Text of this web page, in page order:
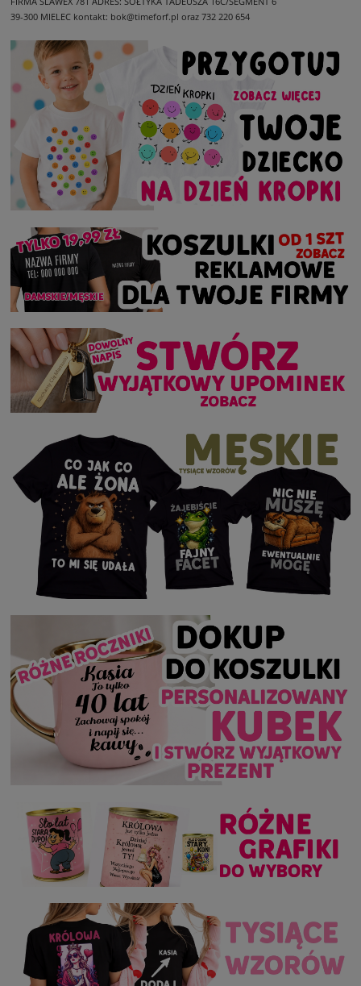
39-300 MIELEC kontakt: bok@timeforf.pl oraz 732 220 654